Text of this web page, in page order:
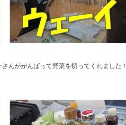
んががんばって野菜を切ってくれました！